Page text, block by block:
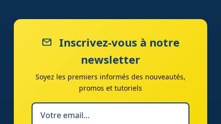
Inscrivez-vous à notre
newsletter
Soyez les premiers informés des nouveautés,
promos et tutoriels